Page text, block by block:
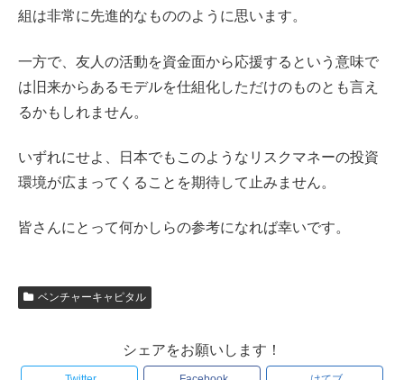
組は非常に先進的なもののように思います。
一方で、友人の活動を資金面から応援するという意味で
は旧来からあるモデルを仕組化しただけのものとも言え
るかもしれません。
いずれにせよ、日本でもこのようなリスクマネーの投資
環境が広まってくることを期待して止みません。
皆さんにとって何かしらの参考になれば幸いです。
ベンチャーキャピタル
シェアをお願いします！